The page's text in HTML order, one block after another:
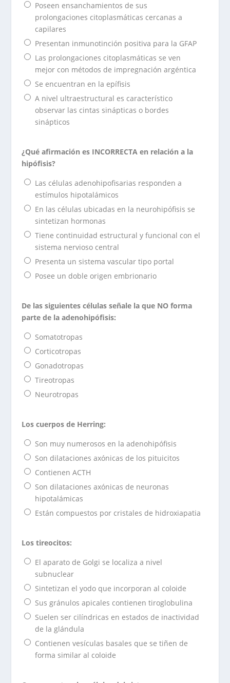
Poseen ensanchamientos de sus
prolongaciones citoplasmáticas cercanas a
capilares
Presentan inmunotinción positiva para la GFAP
Las prolongaciones citoplasmáticas se ven
mejor con métodos de impregnación argéntica
Se encuentran en la epífisis
A nivel ultraestructural es característico
observar las cintas sinápticas o bordes
sinápticos
¿Qué afirmación es INCORRECTA en relación a la
hipófisis?
Las células adenohipofisarias responden a
estímulos hipotalámicos
En las células ubicadas en la neurohipófisis se
sintetizan hormonas
Tiene continuidad estructural y funcional con el
sistema nervioso central
Presenta un sistema vascular tipo portal
Posee un doble origen embrionario
De las siguientes células señale la que NO forma
parte de la adenohipófisis:
Somatotropas
Corticotropas
Gonadotropas
Tireotropas
Neurotropas
Los cuerpos de Herring:
Son muy numerosos en la adenohipófisis
Son dilataciones axónicas de los pituicitos
Contienen ACTH
Son dilataciones axónicas de neuronas
hipotalámicas
Están compuestos por cristales de hidroxiapatia
Los tireocitos:
El aparato de Golgi se localiza a nivel
subnuclear
Sintetizan el yodo que incorporan al coloide
Sus gránulos apicales contienen tiroglobulina
Suelen ser cilíndricas en estados de inactividad
de la glándula
Contienen vesículas basales que se tiñen de
forma similar al coloide